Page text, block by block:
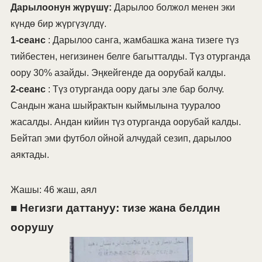
Дарылоонун жүрүшү: Дарылоо болжол менен эки
күндө бир жүргүзүлдү.
1-сеанс: Дарылоо санга, жамбашка жана тизеге түз
тийбестен, негизинен белге багытталды. Түз отурганда
оору 30% азайды. Эңкейгенде да оорубай калды.
2-сеанс: Түз отурганда оору дагы эле бар болчу.
Сандын жана шыйрактын кыймылына тууралоо
жасалды. Андан кийин түз отурганда оорубай калды.
Бейтап эми футбол ойной алчудай сезип, дарылоо
аяктады.
Жашы: 46 жаш, аял
■ Негизги даттануу: тизе жана белдин
оорушу